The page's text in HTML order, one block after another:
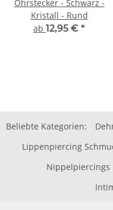
Ohrstecker - Schwarz -
Kristall - Rund
ab 12,95 € *
Beliebte Kategorien:
Lippenpiercing
Nippelpiercings